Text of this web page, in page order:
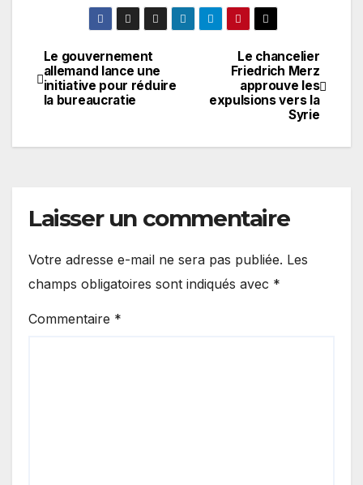
Navigation
de
Le chancelier
Friedrich Merz
approuve les
expulsions vers la
Syrie
Le gouvernement
allemand lance une
initiative pour réduire
la bureaucratie
Laisser un commentaire
Votre adresse e-mail ne sera pas publiée. Les
champs obligatoires sont indiqués avec *
Commentaire *